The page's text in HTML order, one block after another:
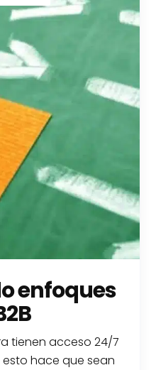
enfoques
tienen acceso 24/7
hace que sean